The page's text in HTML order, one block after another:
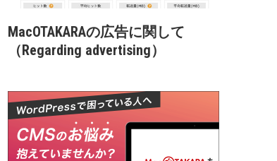
MacOTAKARAの広告に関して
（Regarding advertising）